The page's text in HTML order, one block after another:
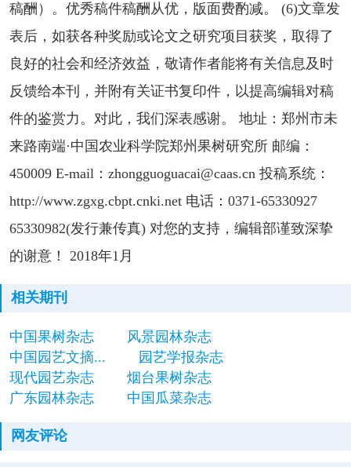
稿酬）。优秀稿件稿酬从优，版面费酌减。 (6)文章发
表后，如获各种奖励或论文之研究项目获奖，取得了
良好的社会和经济效益，敬请作者能将有关信息及时
反馈给本刊，并附有关证书复印件，以提高编辑对稿
件的鉴赏力。对此，我们深表感谢。 地址：郑州市未
来路南端·中国农业科学院郑州果树研究所 邮编：
450009 E-mail：zhongguoguacai@caas.cn 投稿系统：
http://www.zgxg.cbpt.cnki.net 电话：0371-65330927
65330982(发行兼传真) 对您的支持，编辑部谨致深挚
的谢意！ 2018年1月
相关期刊
中国果树杂志
风景园林杂志
中国园艺文摘...
园艺学报杂志
现代园艺杂志
烟台果树杂志
广东园林杂志
中国瓜菜杂志
网友评论